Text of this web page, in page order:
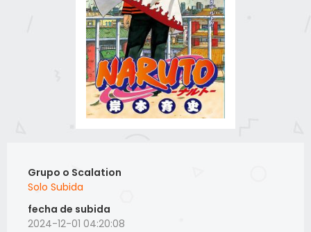
Grupo o Scalation
Solo Subida
fecha de subida
2024-12-01 04:20:08